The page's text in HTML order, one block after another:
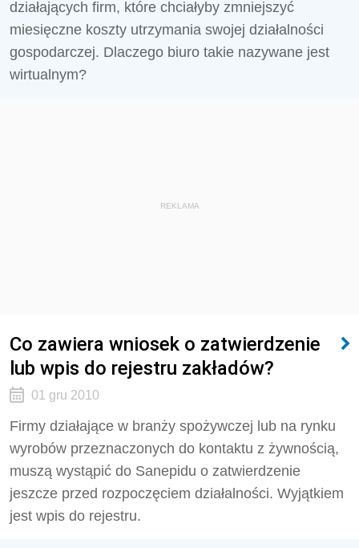
działających firm, które chciałyby zmniejszyć
miesięczne koszty utrzymania swojej działalności
gospodarczej. Dlaczego biuro takie nazywane jest
wirtualnym?
REKLAMA
Co zawiera wniosek o zatwierdzenie
lub wpis do rejestru zakładów?
01 gru 2010
Firmy działające w branży spożywczej lub na rynku
wyrobów przeznaczonych do kontaktu z żywnością,
muszą wystąpić do Sanepidu o zatwierdzenie
jeszcze przed rozpoczęciem działalności. Wyjątkiem
jest wpis do rejestru.